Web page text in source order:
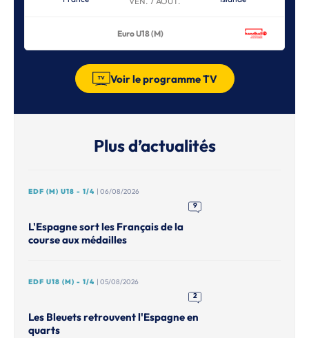
Euro U18 (M)
Voir le programme TV
Plus d’actualités
EDF (M) U18 - 1/4 | 06/08/2026
9
L'Espagne sort les Français de la
course aux médailles
EDF U18 (M) - 1/4 | 05/08/2026
2
Les Bleuets retrouvent l'Espagne en
quarts